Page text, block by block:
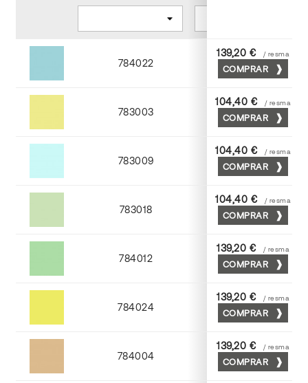
784022
Turquesa
139,20 € / resma
COMPRAR
783003
Amarillo
104,40 € / resma
COMPRAR
783009
Azul
104,40 € / resma
COMPRAR
783018
Verde
104,40 € / resma
COMPRAR
784012
Nilo
139,20 € / resma
COMPRAR
784024
Cromo
139,20 € / resma
COMPRAR
784004
Moka
139,20 € / resma
COMPRAR